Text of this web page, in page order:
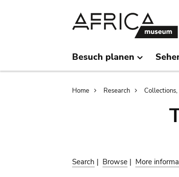
Besuch planen
Breadcrumb
Home Research
Search | Browse | More